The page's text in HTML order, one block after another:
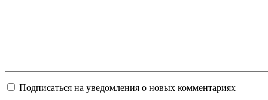
Подписаться на уведомления о новых комментариях